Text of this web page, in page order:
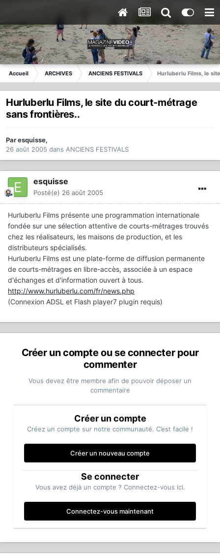
Accueil ARCHIVES ANCIENS FESTIVALS Hurluberlu Films, le
Hurluberlu Films, le site du court-métrage
sans frontières..
Paresquisse,
26 août 2005 dans ANCIENS FESTIVALS
esquisse
Posté(e) 26 août 2005
Hurluberlu Films présente une programmation internationale
fondée sur une sélection attentive de courts-métrages trouvés
chez les réalisateurs, les maisons de production, et les
distributeurs spécialisés.
Hurluberlu Films est une plate-forme de diffusion permanente
de courts-métrages en libre-accès, associée à un espace
d'échanges et d'information ouvert à tous.
http://www.hurluberlu.com/fr/news.php
(Connexion ADSL et Flash player7 plugin requis)
Créer un compte ou se connecter pour
commenter
Vous devez être membre afin de pouvoir déposer un
commentaire
Créer un compte
Créez un compte sur notre communauté. C’est facile !
Créer un nouveau compte
Se connecter
Vous avez déjà un compte ? Connectez-vous ici.
Connectez-vous maintenant